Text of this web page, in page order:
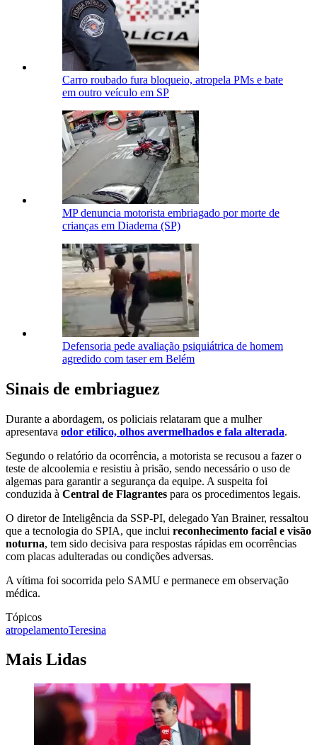
Carro roubado fura bloqueio, atropela PMs e bate
em outro veículo em SP
MP denuncia motorista embriagado por morte de
crianças em Diadema (SP)
Defensoria pede avaliação psiquiátrica de homem
agredido com taser em Belém
Sinais de embriaguez
Durante a abordagem, os policiais relataram que a mulher
apresentava odor etílico, olhos avermelhados e fala alterada.
Segundo o relatório da ocorrência, a motorista se recusou a fazer o
teste de alcoolemia e resistiu à prisão, sendo necessário o uso de
algemas para garantir a segurança da equipe. A suspeita foi
conduzida à Central de Flagrantes para os procedimentos legais.
O diretor de Inteligência da SSP-PI, delegado Yan Brainer, ressaltou
que a tecnologia do SPIA, que inclui reconhecimento facial e visão
noturna, tem sido decisiva para respostas rápidas em ocorrências
com placas adulteradas ou condições adversas.
A vítima foi socorrida pelo SAMU e permanece em observação
médica.
Tópicos
atropelamentoTeresina
Mais Lidas